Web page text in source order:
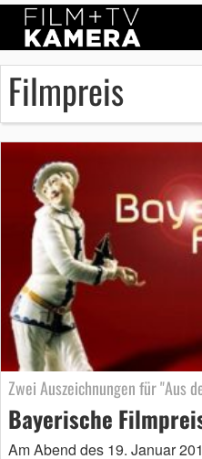
Filmpreis
Zwei Auszeichnungen für "Aus
Bayerische
Am Abend des 19. Januar